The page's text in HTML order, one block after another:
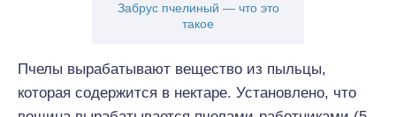
Забрус пчелиный — что это
такое
Пчелы вырабатывают вещество из пыльцы,
которая содержится в нектаре. Установлено, что